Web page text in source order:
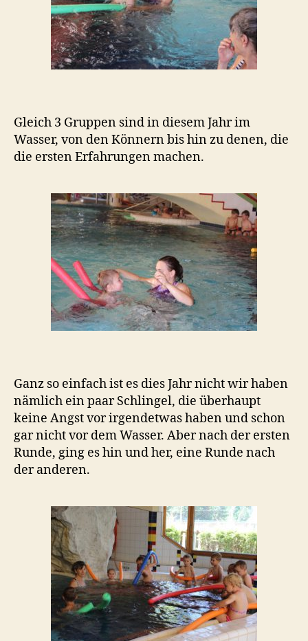
Gleich 3 Gruppen sind in diesem Jahr im
Wasser, von den Könnern bis hin zu denen, die
die ersten Erfahrungen machen.
Ganz so einfach ist es dies Jahr nicht wir haben
nämlich ein paar Schlingel, die überhaupt
keine Angst vor irgendetwas haben und schon
gar nicht vor dem Wasser. Aber nach der ersten
Runde, ging es hin und her, eine Runde nach
der anderen.